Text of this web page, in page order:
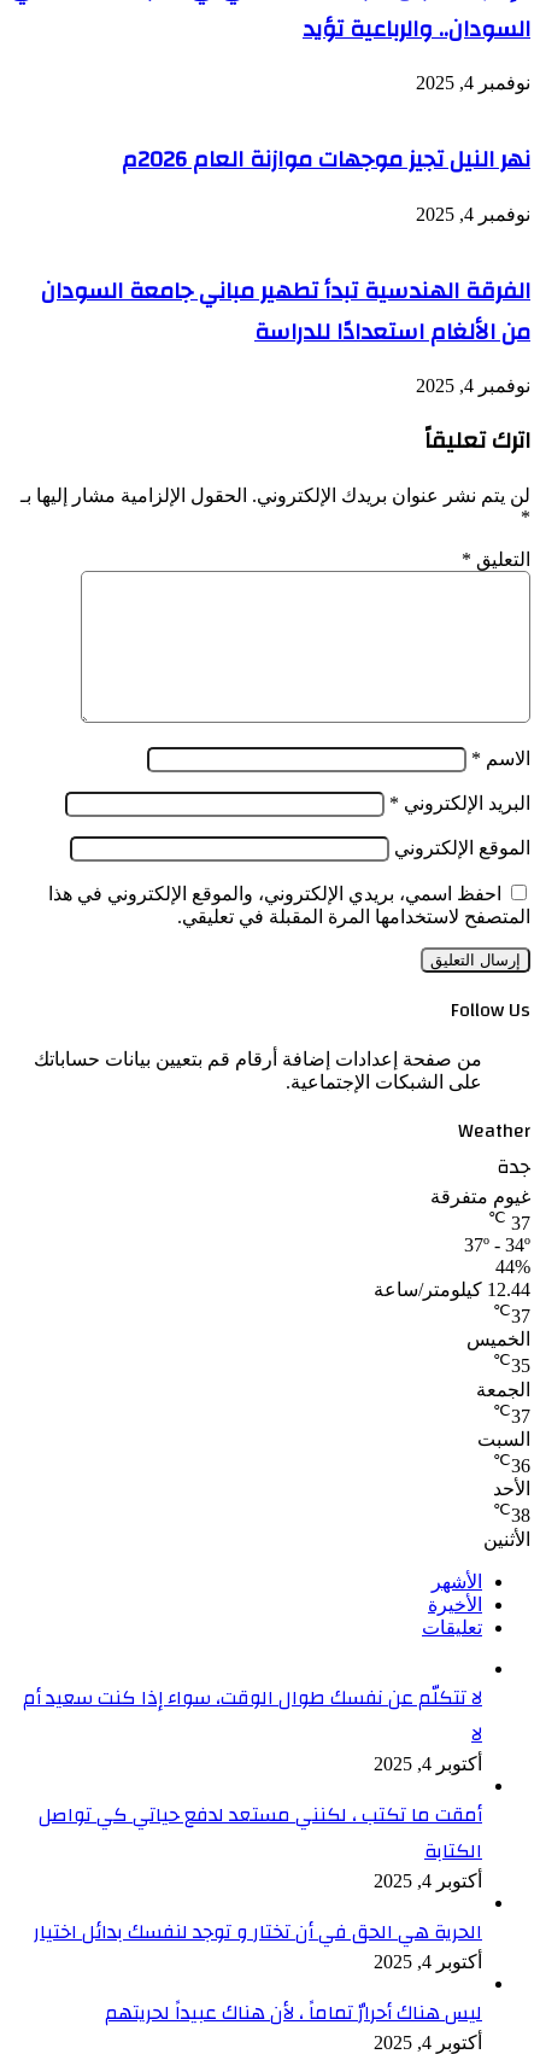
السودان.. والرباعية تؤيد
نوفمبر 4, 2025
نهر النيل تجيز موجهات موازنة العام 2026م
نوفمبر 4, 2025
الفرقة الهندسية تبدأ تطهير مباني جامعة السودان
من الألغام استعدادًا للدراسة
نوفمبر 4, 2025
اترك تعليقاً
لن يتم نشر عنوان بريدك الإلكتروني. الحقول الإلزامية مشار إليها بـ
*
التعليق *
الاسم *
البريد الإلكتروني *
الموقع الإلكتروني
احفظ اسمي، بريدي الإلكتروني، والموقع الإلكتروني في هذا
المتصفح لاستخدامها المرة المقبلة في تعليقي.
Follow Us
من صفحة إعدادات إضافة أرقام قم بتعيين بيانات حساباتك
على الشبكات الإجتماعية.
Weather
جدة
غيوم متفرقة
37
℃
37º - 34º
44%
12.44 كيلومتر/ساعة
37
℃
الخميس
35
℃
الجمعة
37
℃
السبت
36
℃
الأحد
38
℃
الأثنين
الأشهر
الأخيرة
تعليقات
لا تتكلّم عن نفسك طوال الوقت، سواء إذا كنت سعيد أم
لا
أكتوبر 4, 2025
أمقت ما تكتب ، لكنني مستعد لدفع حياتي كي تواصل
الكتابة
أكتوبر 4, 2025
الحرية هي الحق في أن تختار و توجد لنفسك بدائل اختيار
أكتوبر 4, 2025
ليس هناك أحرارٌ تماماً ، لأن هناك عبيداً لحريتهم
أكتوبر 4, 2025